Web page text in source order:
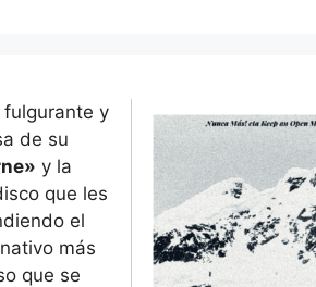
fulgurante y
de su
y la
que les
el
más
que se